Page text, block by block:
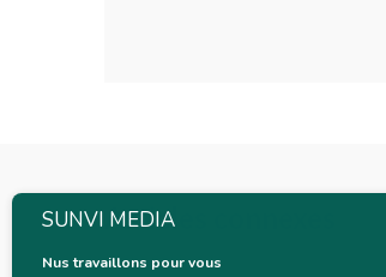
Articles connexes
SUNVI MEDIA
Nus travaillons pour vous